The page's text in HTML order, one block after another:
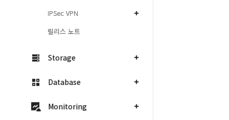
IPSec VPN
릴리스 노트
Storage
Database
Monitoring